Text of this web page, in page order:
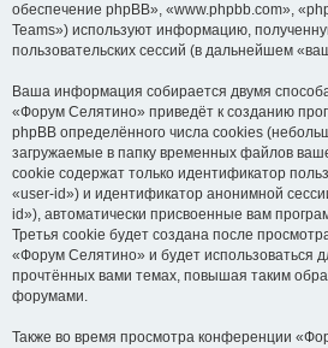
обеспечение phpBB», «www.phpbb.com»,
Teams») используют информацию,
пользовательских сессий (в дальнейшем
Ваша информация собирается двумя
«Форум Селятино» приведёт к созданию
phpBB определённого числа cookies
загружаемые в папку временных файлов
cookie содержат только идентификатор
«user-id») и идентификатор анонимной
id»), автоматически присвоенные вам
Третья cookie будет создана после
«Форум Селятино» и будет использоваться
прочтённых вами темах, повышая таким
форумами.
Также во время просмотра конференции